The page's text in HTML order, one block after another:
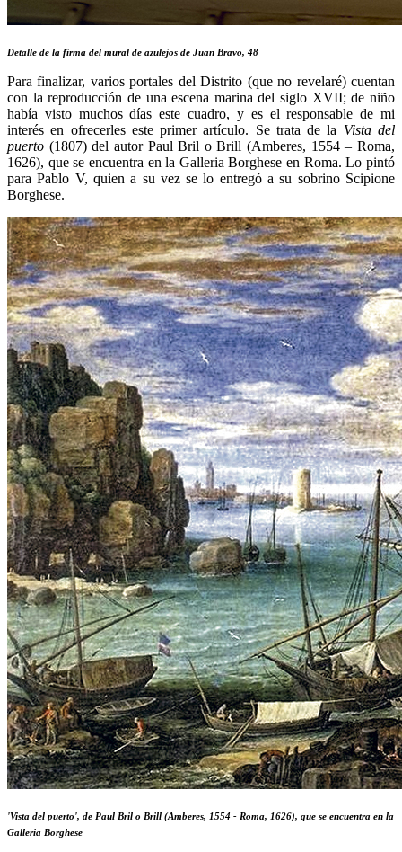
Detalle de la firma del mural de azulejos de Juan Bravo, 48
Para finalizar, varios portales del Distrito (que no revelaré) cuentan
con la reproducción de una escena marina del siglo XVII; de niño
había visto muchos días este cuadro, y es el responsable de mi
interés en ofrecerles este primer artículo. Se trata de la Vista del
puerto (1807) del autor Paul Bril o Brill (Amberes, 1554 – Roma,
1626), que se encuentra en la Galleria Borghese en Roma. Lo pintó
para Pablo V, quien a su vez se lo entregó a su sobrino Scipione
Borghese.
'Vista del puerto', de Paul Bril o Brill (Amberes, 1554 - Roma, 1626), que se encuentra en la
Galleria Borghese